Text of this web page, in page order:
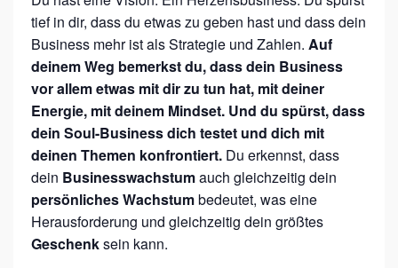
„
S
E
L
B
S
T
L
I
tief in dir, dass du etwas zu geben hast und dass dein
Business mehr ist als Strategie und Zahlen. Auf
deinem Weg bemerkst du, dass dein Business
vor allem etwas mit dir zu tun hat, mit deiner
Energie, mit deinem Mindset. Und du spürst, dass
dein Soul-Business dich testet und dich mit
deinen Themen konfrontiert. Du erkennst, dass
dein Businesswachstumauch gleichzeitig dein
persönliches Wachstumbedeutet, was eine
Herausforderung und gleichzeitig dein größtes
Geschenksein kann.